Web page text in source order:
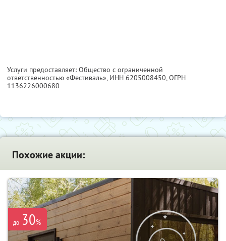
Услуги предоставляет: Общество с ограниченной
ответственностью «Фестиваль», ИНН 6205008450, ОГРН
1136226000680
Похожие акции:
до 30%